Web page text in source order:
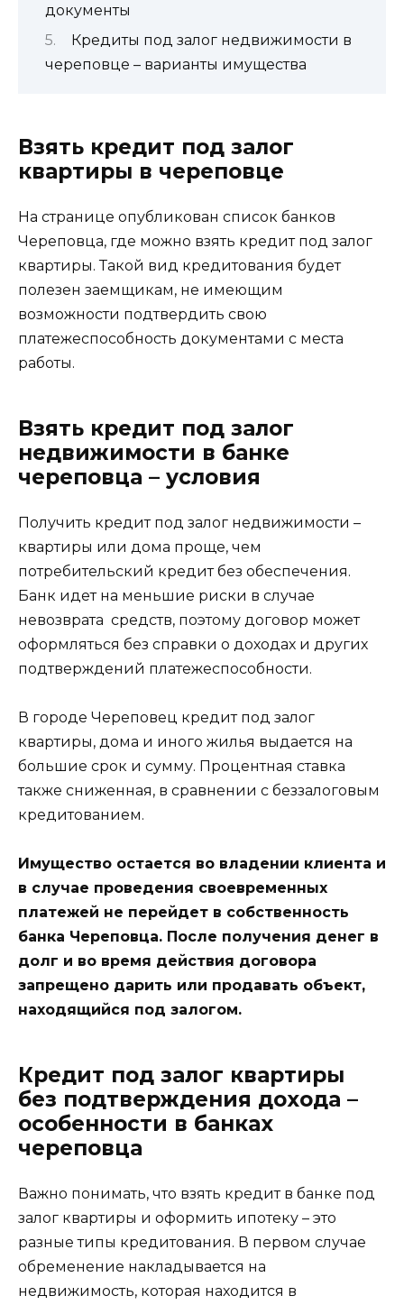
документы
Кредиты под залог недвижимости в
череповце – варианты имущества
Взять кредит под залог
квартиры в череповце
На странице опубликован список банков
Череповца, где можно взять кредит под залог
квартиры. Такой вид кредитования будет
полезен заемщикам, не имеющим
возможности подтвердить свою
платежеспособность документами с места
работы.
Взять кредит под залог
недвижимости в банке
череповца – условия
Получить кредит под залог недвижимости –
квартиры или дома проще, чем
потребительский кредит без обеспечения.
Банк идет на меньшие риски в случае
невозврата средств, поэтому договор может
оформляться без справки о доходах и других
подтверждений платежеспособности.
В городе Череповец кредит под залог
квартиры, дома и иного жилья выдается на
большие срок и сумму. Процентная ставка
также сниженная, в сравнении с беззалоговым
кредитованием.
Имущество остается во владении клиента и
в случае проведения своевременных
платежей не перейдет в собственность
банка Череповца. После получения денег в
долг и во время действия договора
запрещено дарить или продавать объект,
находящийся под залогом.
Кредит под залог квартиры
без подтверждения дохода –
особенности в банках
череповца
Важно понимать, что взять кредит в банке под
залог квартиры и оформить ипотеку – это
разные типы кредитования. В первом случае
обременение накладывается на
недвижимость, которая находится в